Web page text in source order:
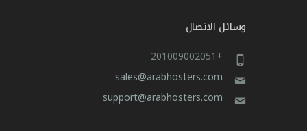
وسائل الاتصال
+201009002051
sales@arabhosters.com
support@arabhosters.com